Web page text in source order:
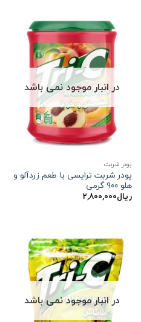
در انبار موجود نمی باشد
پودر شربت
پودر شربت ترایسی با طعم زردآلو و
هلو ۹۰۰ گرمی
ریال۲,۸۰۰,۰۰۰
در انبار موجود نمی باشد